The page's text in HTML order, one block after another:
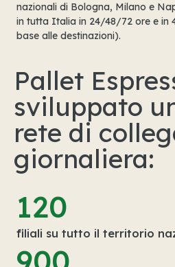
nazionali di Bologna, Milano e
in tutta Italia in 24/48/72 ore e in
base alle destinazioni).
Pallet
sviluppato
rete di
giornaliera:
120
filiali su tutto il territorio